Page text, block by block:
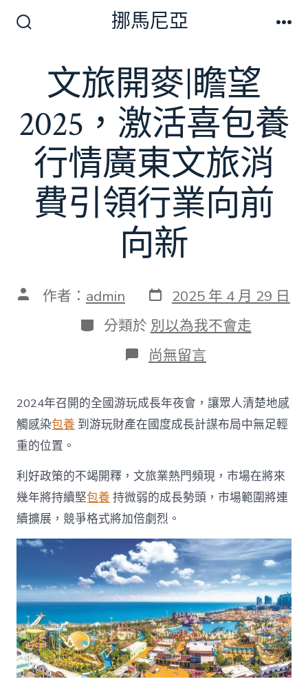
挪馬尼亞
文旅開麥|瞻望
2025，激活喜包養
行情廣東文旅消
費引領行業向前
向新
文 作者： admin 發
表
日
期
2025 年 4 月 29 日
分
類
分類於 別以為我不會走
在
〈文
開
麥|
瞻
激
活
喜
包
養
行
情
廣
東
文
旅
消
費
引
領
行
尚無留言
2024年召開的全國游玩成長年夜會，讓眾人清楚地感
觸感染包養 到游玩財產在國度成長計謀布局中無足輕
重的位置。
利好政策的不竭開釋，文旅業熱門頻現，市場在將來
幾年將持續堅包養 持微弱的成長勢頭，市場範圍將連
續擴展，競爭格式將加倍劇烈。